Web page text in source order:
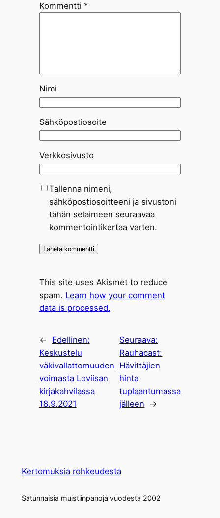
Kommentti *
Nimi
Sähköpostiosoite
Verkkosivusto
Tallenna nimeni,
sähköpostiosoitteeni ja sivustoni
tähän selaimeen seuraavaa
kommentointikertaa varten.
This site uses Akismet to reduce
spam. Learn how your comment
data is processed.
←
Edellinen:
Keskustelu
väkivallattomuuden
voimasta Loviisan
kirjakahvilassa
18.9.2021
Seuraava:
Rauhacast:
Hävittäjien
hinta
tuplaantumassa
jälleen
→
Kertomuksia rohkeudesta
Satunnaisia muistiinpanoja vuodesta 2002